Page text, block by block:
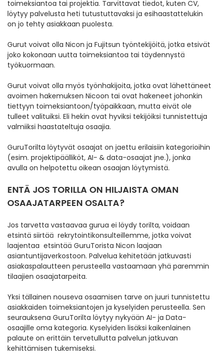
toimeksiantoa tai projektia. Tarvittavat tiedot, kuten CV,
löytyy palvelusta heti tutustuttavaksi ja esihaastattelukin
on jo tehty asiakkaan puolesta.
Gurut voivat olla Nicon ja Fujitsun työntekijöitä, jotka etsivät
joko kokonaan uutta toimeksiantoa tai täydennystä
työkuormaan.
Gurut voivat olla myös työnhakijoita, jotka ovat lähettäneet
avoimen hakemuksen Nicoon tai ovat hakeneet johonkin
tiettyyn toimeksiantoon/työpaikkaan, mutta eivät ole
tulleet valituiksi. Eli hekin ovat hyviksi tekijöiksi tunnistettuja
valmiiksi haastateltuja osaajia.
GuruTorilta löytyvät osaajat on jaettu erilaisiin kategorioihin
(esim. projektipäälliköt, AI- & data-osaajat jne.), jonka
avulla on helpotettu oikean osaajan löytymistä.
ENTÄ JOS TORILLA ON HILJAISTA OMAN
OSAAJATARPEEN OSALTA?
Jos tarvetta vastaavaa gurua ei löydy torilta, voidaan
etsintä siirtää rekrytointikonsulteillemme, jotka voivat
laajentaa etsintää GuruTorista Nicon laajaan
asiantuntijaverkostoon. Palvelua kehitetään jatkuvasti
asiakaspalautteen perusteella vastaamaan yhä paremmin
tilaajien osaajatarpeita.
Yksi tällainen nouseva osaamisen tarve on juuri tunnistettu
asiakkaiden toimeksiantojen ja kyselyiden perusteella. Sen
seurauksena GuruTorilta löytyy nykyään AI- ja Data-
osaajille oma kategoria. Kyselyiden lisäksi kaikenlainen
palaute on erittäin tervetullutta palvelun jatkuvan
kehittämisen tukemiseksi.